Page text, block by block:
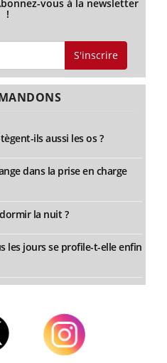
vous à la newsletter
!
S'inscrire
ils aussi les os ?
dans la prise en charge
la nuit ?
les jours se profile-t-elle enfin